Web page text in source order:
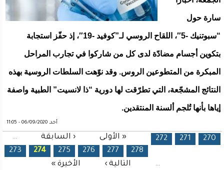
سارة حول
“سبوتنيك -5″، اللقاح الروسي لـ”كوفيد -19″، إذ حفّز استجابة
بتكوين أجسام مضادّة لدى كل من شاركوا في تجارب المراحل
المبكرة من المتطوعين الروس. وقد نوّهت السلطات الروسية بهذه
النتائج المشجّعة، التي تطرّقت لها دورية “ذا لانسيت” الطبية واصفة
إياها بأنها تُلجم ألسنة المنتقدين.
أحد, 06/09/2020 - 11:05
الصفحات « الأولى ‹ السابقة … 270
271
272
273
274 275 276 277
278
…
التالية › الأخيرة »